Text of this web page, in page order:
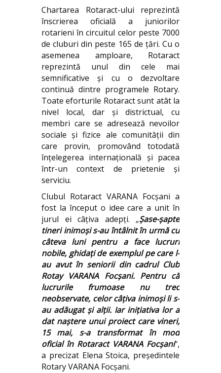
Chartarea Rotaract-ului reprezintă
înscrierea oficială a juniorilor
rotarieni în circuitul celor peste 7000
de cluburi din peste 165 de ţări. Cu o
asemenea amploare, Rotaract
reprezintă unul din cele mai
semnificative și cu o dezvoltare
continuă dintre programele Rotary.
Toate eforturile Rotaract sunt atât la
nivel local, dar și districtual, cu
membri care se adresează nevoilor
sociale și fizice ale comunității din
care provin, promovând totodată
înțelegerea internațională și pacea
într-un context de prietenie și
serviciu.
Clubul Rotaract VARANA Focşani a
fost la început o idee care a unit în
jurul ei câţiva adepţi. „Şase-şapte
tineri inimoşi s-au întâlnit în urmă cu
câteva luni pentru a face lucruri
nobile, ghidaţi de exemplul pe care l-
au avut în seniorii din cadrul Club
Rotay VARANA Focşani. Pentru că
lucrurile frumoase nu trec
neobservate, celor câţiva inimoşi li s-
au adăugat şi alţii. Iar iniţiativa lor a
dat naştere unui proiect care vineri,
15 mai, s-a transformat în mod
oficial în Rotaract VARANA Focşani“,
a precizat Elena Stoica, președintele
Rotary VARANA Focșani.